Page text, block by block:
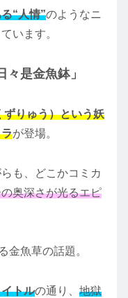
“人情”のようなニ
います。
是金魚鉢」
ずりゅう）という妖
が登場。
も、どこかコミカ
奥深さが光るエピ
金魚草の話題。
トルの通り、 地獄